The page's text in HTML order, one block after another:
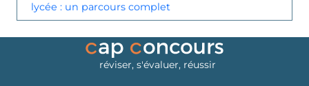
lycée : un parcours complet
réviser, s'évaluer, réussir